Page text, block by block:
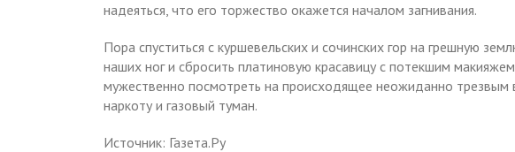
надеяться, что его торжество окажется началом загнивания.
Пора спуститься с куршевельских и сочинских гор на грешную
наших ног и сбросить платиновую красавицу с потекшим макияжем
мужественно посмотреть на происходящее неожиданно трезвым
наркоту и газовый туман.
Источник: Газета.Ру